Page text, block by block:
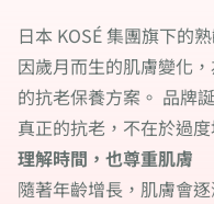
日本 KOSÉ 集團旗下的
因歲月而生的肌膚變化
的抗老保養方案。 品牌
真正的抗老，不在於過
理解時間，也尊重肌膚
隨著年齡增長，肌膚會